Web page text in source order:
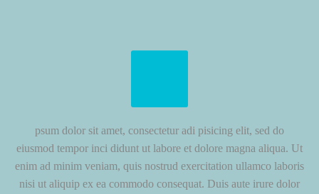
psum dolor sit amet, consectetur adi pisicing elit, sed do
eiusmod tempor inci didunt ut labore et dolore magna aliqua. Ut
enim ad minim veniam, quis nostrud exercitation ullamco laboris
nisi ut aliquip ex ea commodo consequat. Duis aute irure dolor